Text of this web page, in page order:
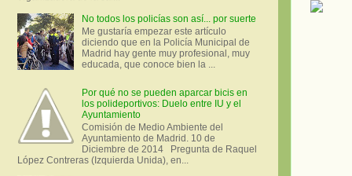
No todos los policías son así... por suerte
Me gustaría empezar este artículo
diciendo que en la Policía Municipal de
Madrid hay gente muy profesional, muy
educada, que conoce bien la ...
Por qué no se pueden aparcar bicis en
los polideportivos: Duelo entre IU y el
Ayuntamiento
Comisión de Medio Ambiente del
Ayuntamiento de Madrid. 10 de
Diciembre de 2014 Pregunta de Raquel
López Contreras (Izquierda Unida), en...